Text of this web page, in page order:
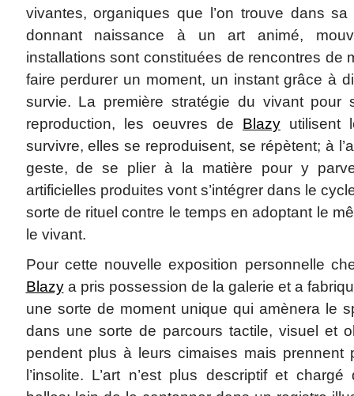
vivantes, organiques que l’on trouve dans
donnant naissance à un art animé,
installations sont constituées de rencontres de
faire perdurer un moment, un instant grâce à
survie. La première stratégie du vivant pour
reproduction, les oeuvres de Blazyutilisent
survivre, elles se reproduisent, se répètent; à
geste, de se plier à la matière pour y
artificielles produites vont s’intégrer dans le
sorte de rituel contre le temps en adoptant le
le vivant.
Pour cette nouvelle exposition personnelle
Blazya pris possession de la galerie et a
une sorte de moment unique qui amènera le
dans une sorte de parcours tactile, visuel et
pendent plus à leurs cimaises mais prennent
l’insolite. L’art n’est plus descriptif et